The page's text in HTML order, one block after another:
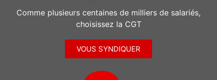
Comme plusieurs centaines de milliers de salariés,
choisissez la CGT
VOUS SYNDIQUER